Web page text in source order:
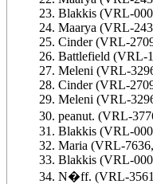
23. Blakkis (VRL-
24. Maarya (VRL-
25. Cinder (VRL-
26. Battlefield (VRL-
27. Meleni (VRL-
28. Cinder (VRL-
29. Meleni (VRL-
30. peanut. (VRL-
31. Blakkis (VRL-
32. Maria (VRL-
33. Blakkis (VRL-
34. N�ff. (VRL-